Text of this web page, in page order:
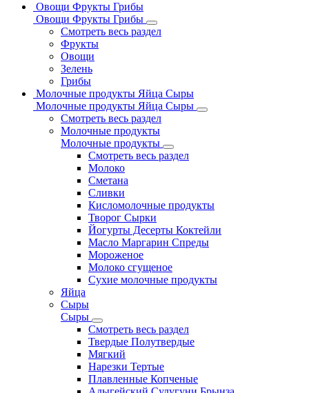
Овощи Фрукты Грибы
Овощи Фрукты Грибы
Смотреть весь раздел
Фрукты
Овощи
Зелень
Грибы
Молочные продукты Яйца Сыры
Молочные продукты Яйца Сыры
Смотреть весь раздел
Молочные продукты
Молочные продукты
Смотреть весь раздел
Молоко
Сметана
Сливки
Кисломолочные продукты
Творог Сырки
Йогурты Десерты Коктейли
Масло Маргарин Спреды
Мороженое
Молоко сгущеное
Сухие молочные продукты
Яйца
Сыры
Сыры
Смотреть весь раздел
Твердые Полутвердые
Мягкий
Нарезки Тертые
Плавленные Копченые